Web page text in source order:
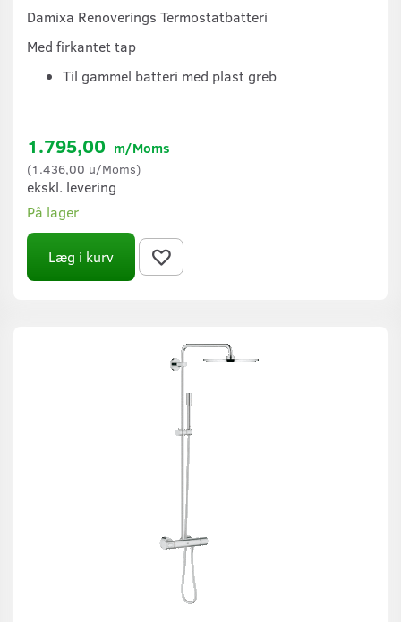
Damixa Renoverings Termostatbatteri
Med firkantet tap
Til gammel batteri med plast greb
1.795,00 m/Moms
(1.436,00 u/Moms)
ekskl. levering
På lager
Læg i kurv